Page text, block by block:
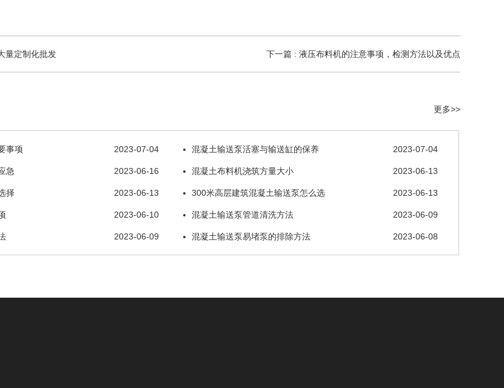
量定制化批发 下一篇 : 液压布料机的注意事项，检测方法以及优点
更多>>
2023-07-04
事项 2023-07-04
混凝土输送泵活塞与输送缸的保养
2023-06-16
急 2023-06-13
混凝土布料机浇筑方量大小
2023-06-13
择 2023-06-13
300米高层建筑混凝土输送泵怎么选
2023-06-10 2023-06-09
混凝土输送泵管道清洗方法
2023-06-09 2023-06-08
混凝土输送泵易堵泵的排除方法